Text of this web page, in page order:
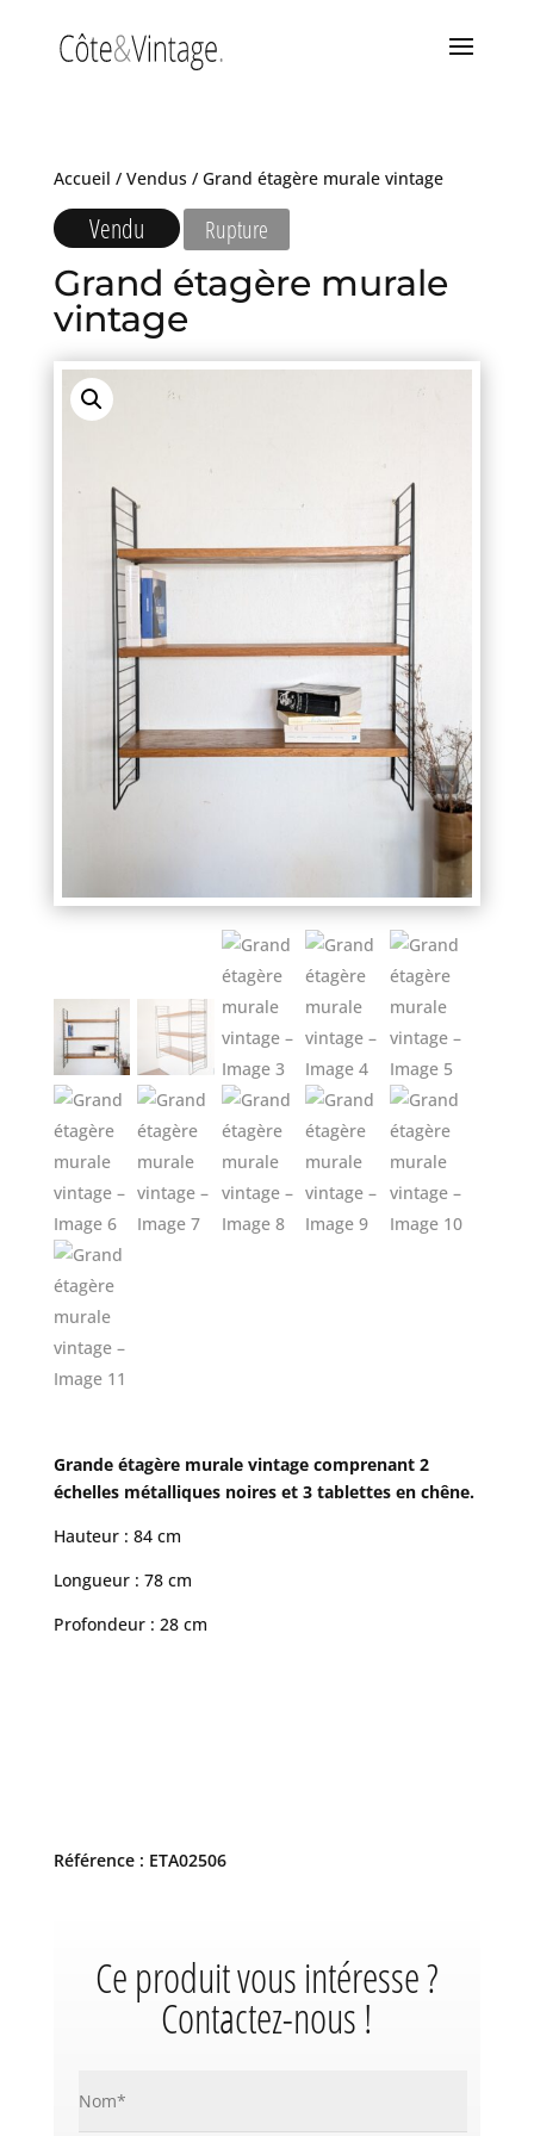
Accueil / Vendus/ Grand étagère murale vintage
Vendu Rupture
Grand étagère murale
vintage
Grande étagère murale vintage comprenant 2
échelles métalliques noires et 3 tablettes en chêne.
Hauteur : 84 cm
Longueur : 78 cm
Profondeur : 28 cm
Référence : ETA02506
Ce produit vous intéresse ?
Contactez-nous !